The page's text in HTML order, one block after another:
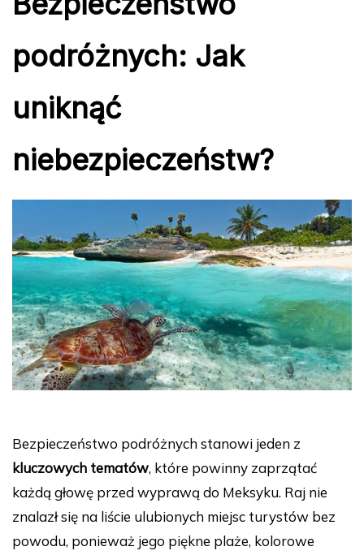
podróżnych: Jak
uniknąć
niebezpieczeństw?
Bezpieczeństwo podróżnych stanowi jeden z
kluczowych tematów, które powinny zaprzątać
każdą głowę przed wyprawą do Meksyku. Raj nie
znalazł się na liście ulubionych miejsc turystów bez
powodu, ponieważ jego piękne plaże, kolorowe